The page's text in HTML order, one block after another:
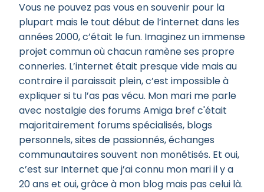
Vous ne pouvez pas vous en souvenir pour la
plupart mais le tout début de l’internet dans les
années 2000, c’était le fun. Imaginez un immense
projet commun où chacun ramène ses propre
conneries. L’internet était presque vide mais au
contraire il paraissait plein, c’est impossible à
expliquer si tu l’as pas vécu. Mon mari me parle
avec nostalgie des forums Amiga bref c'était
majoritairement forums spécialisés, blogs
personnels, sites de passionnés, échanges
communautaires souvent non monétisés. Et oui,
c’est sur Internet que j’ai connu mon mari il y a
20 ans et oui, grâce à mon blog mais pas celui là.